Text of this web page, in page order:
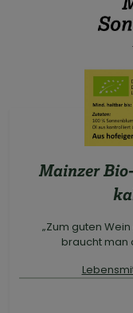
Mainzer
„Zum guten
braucht man